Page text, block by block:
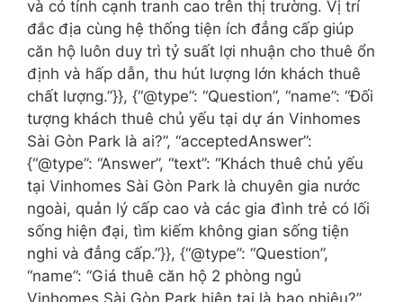
và có tính cạnh tranh cao trên thị trường. Vị trí
đắc địa cùng hệ thống tiện ích đẳng cấp giúp
căn hộ luôn duy trì tỷ suất lợi nhuận cho thuê ổn
định và hấp dẫn, thu hút lượng lớn khách thuê
chất lượng.”}}, {“@type”: “Question”, “name”: “Đối
tượng khách thuê chủ yếu tại dự án Vinhomes
Sài Gòn Park là ai?”, “acceptedAnswer”:
{“@type”: “Answer”, “text”: “Khách thuê chủ yếu
tại Vinhomes Sài Gòn Park là chuyên gia nước
ngoài, quản lý cấp cao và các gia đình trẻ có lối
sống hiện đại, tìm kiếm không gian sống tiện
nghi và đẳng cấp.”}}, {“@type”: “Question”,
“name”: “Giá thuê căn hộ 2 phòng ngủ